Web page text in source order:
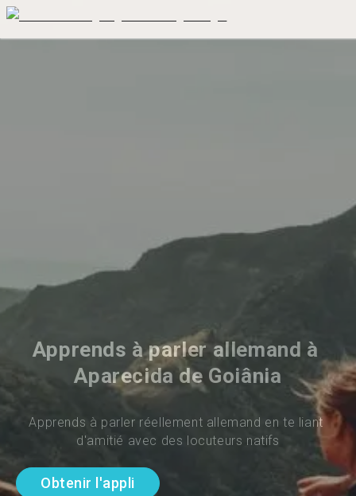
Apprends à parler allemand à
Aparecida de Goiânia
Apprends à parler réellement allemand en te liant
d'amitié avec des locuteurs natifs
Obtenir l'appli